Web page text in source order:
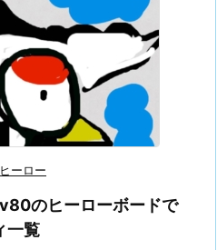
ヒーロー
のヒーローボードで
一覧